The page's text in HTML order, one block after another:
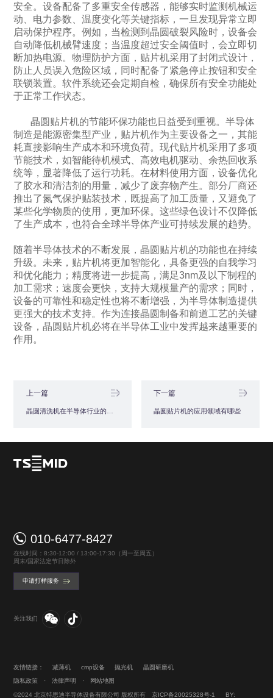
安全。设备配备了多重安全传感器，能够实时监测机械运
动、电力参数、温度变化等关键指标，一旦发现异常立即
启动保护程序。例如，当检测到晶圆破裂风险时，设备会
自动降低机械臂速度；当温度超过安全阈值时，会立即切
断加热电源。物理防护方面，贴片机采用了封闭式设计，
防止人员误入危险区域，同时配备了紧急停止按钮和安全
联锁装置。软件系统还会定期自检，确保所有安全功能处
于正常工作状态。
晶圆贴片机的节能环保功能也日益受到重视。半导体
制造是能源密集型产业，贴片机作为主要设备之一，其能
耗直接影响生产成本和环境负荷。现代贴片机采用了多项
节能技术，如智能待机模式、高效电机驱动、余热回收系
统等，显著降低了运行功耗。在材料使用方面，设备优化
了胶水和清洁剂的用量，减少了废弃物产生。部分厂商还
推出了氮气保护贴装技术，既提高了加工质量，又避免了
某些化学物质的使用，更加环保。这些绿色设计不仅降低
了生产成本，也符合全球半导体产业可持续发展的趋势。
随着半导体技术的不断发展，晶圆贴片机的功能也在持续
升级。未来，贴片机将更加智能化，具备更强的自我学习
和优化能力；精度将进一步提高，满足3nm及以下制程的
加工需求；速度会更快，支持大规模量产的需求；同时，
设备的可靠性和稳定性也将不断增强，为半导体制造提供
更强大的技术支持。作为连接晶圆制备和前道工艺的关键
设备，晶圆贴片机必将在半导体工业中发挥越来越重要的
作用。
上一篇 下一篇
晶圆贴片机的应用领域有哪些
010-6477-8427
在线时间：8:30-12:00 / 13:00-17:30（周一至周五）
周末/国家法定节日除外
申请打样服务
关注我们
友情链接： 减薄机 cmp设备 抛光机 晶圆研磨机
隐私政策 · 法律声明 · 网站地图
©2024 北京特思迪半导体设备有限公司 版权所有 京ICP备20025328号-1 BY: